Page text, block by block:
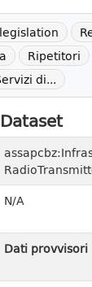
Ripetitori
di...
N/A
Dati provvisori